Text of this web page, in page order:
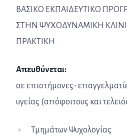
ΒΑΣΙΚΟ ΕΚΠΑΙΔΕΥΤΙΚΟ
ΣΤΗΝ ΨΥΧΟΔΥΝΑΜΙΚΗ
ΠΡΑΚΤΙΚΗ
Απευθύνεται:
σε επιστήμονες-
υγείας (απόφοιτους και
Τμημάτων Ψυχολογίας